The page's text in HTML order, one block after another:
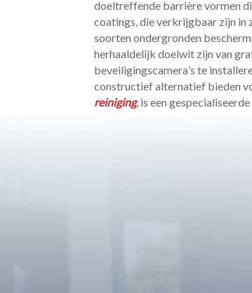
doeltreffende barrière vormen
coatings, die verkrijgbaar zijn in
soorten ondergronden
herhaaldelijk doelwit zijn van
beveiligingscamera’s te
constructief alternatief bieden
reiniging, is een